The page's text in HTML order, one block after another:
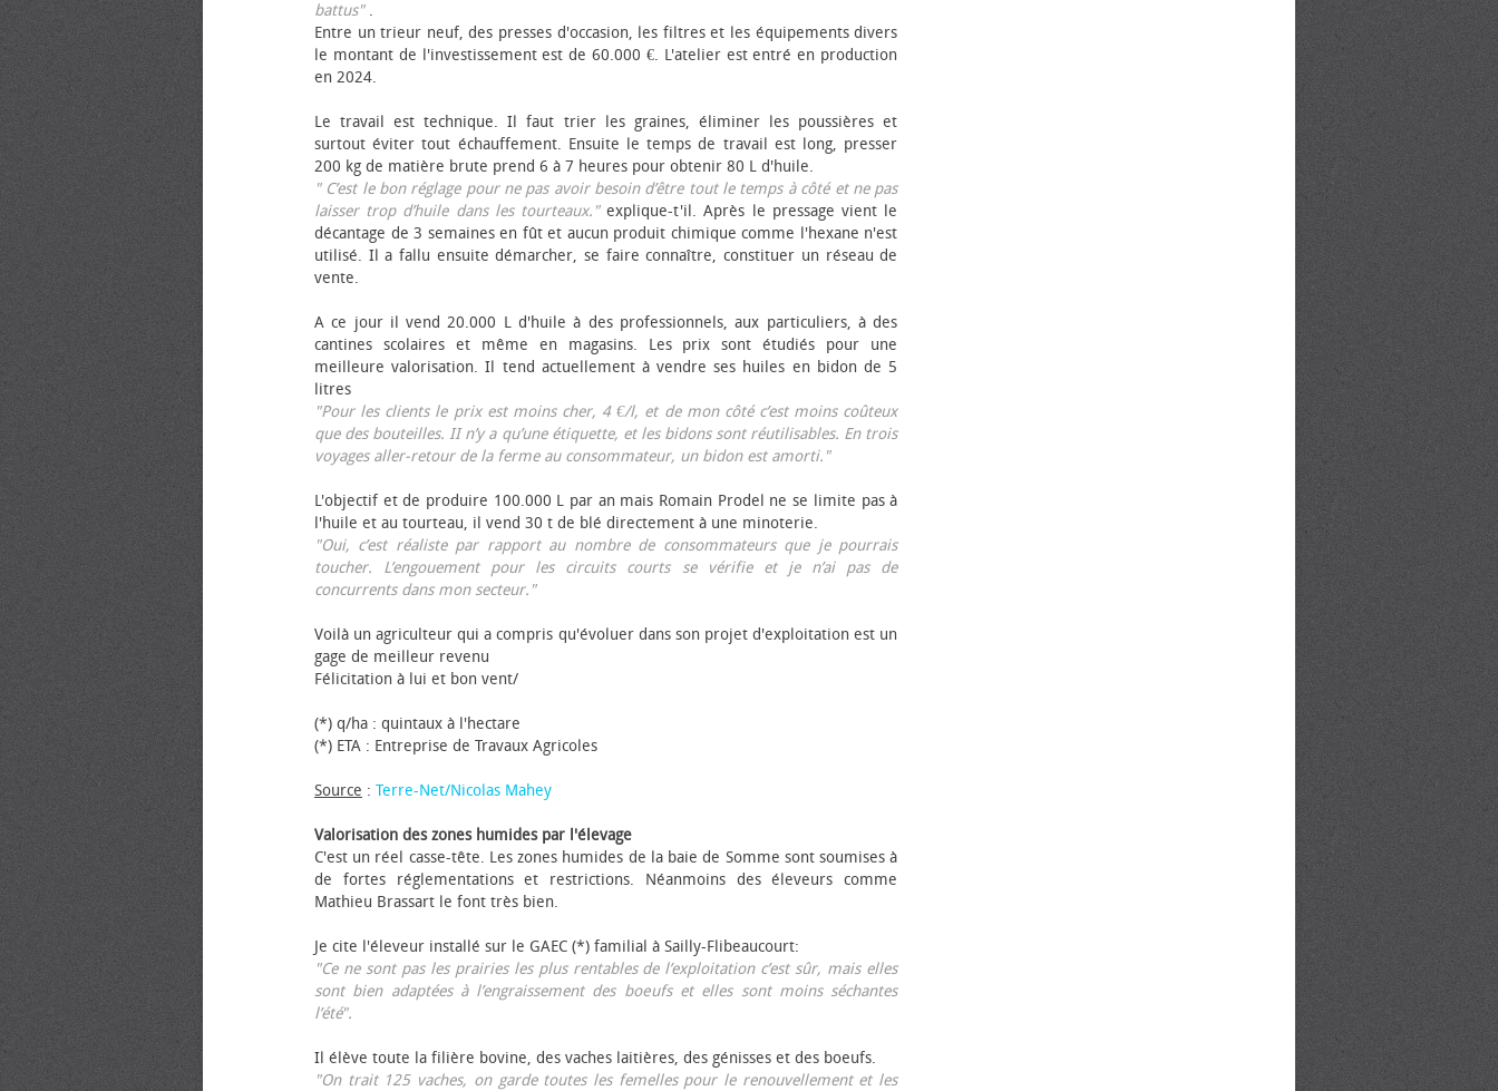
battus".
Entre un trieur neuf, des presses d'occasion, les filtres et les équipements divers
le montant de l'investissement est de 60.000 €. L'atelier est entré en production
en 2024.
Le travail est technique. Il faut trier les graines, éliminer les poussières et
surtout éviter tout échauffement. Ensuite le temps de travail est long, presser
200 kg de matière brute prend 6 à 7 heures pour obtenir 80 L d'huile.
" C’est le bon réglage pour ne pas avoir besoin d’être tout le temps à côté et ne pas
laisser trop d’huile dans les tourteaux."explique-t'il. Après le pressage vient le
décantage de 3 semaines en fût et aucun produit chimique comme l'hexane n'est
utilisé. Il a fallu ensuite démarcher, se faire connaître, constituer un réseau de
vente.
A ce jour il vend 20.000 L d'huile à des professionnels, aux particuliers, à des
cantines scolaires et même en magasins. Les prix sont étudiés pour une
meilleure valorisation. Il tend actuellement à vendre ses huiles en bidon de 5
litres
"Pour les clients le prix est moins cher, 4 €/l, et de mon côté c’est moins coûteux
que des bouteilles. II n’y a qu’une étiquette, et les bidons sont réutilisables. En trois
voyages aller-retour de la ferme au consommateur, un bidon est amorti."
L'objectif et de produire 100.000 L par an mais Romain Prodel ne se limite pas à
l'huile et au tourteau, il vend 30 t de blé directement à une minoterie.
"Oui, c’est réaliste par rapport au nombre de consommateurs que je pourrais
toucher. L’engouement pour les circuits courts se vérifie et je n’ai pas de
concurrents dans mon secteur."
Voilà un agriculteur qui a compris qu'évoluer dans son projet d'exploitation est un
gage de meilleur revenu
Félicitation à lui et bon vent/
(*) q/ha : quintaux à l'hectare
(*) ETA : Entreprise de Travaux Agricoles
Source : Terre-Net/Nicolas Mahey
Valorisation des zones humides par l'élevage
C'est un réel casse-tête. Les zones humides de la baie de Somme sont soumises à
de fortes réglementations et restrictions. Néanmoins des éleveurs comme
Mathieu Brassart le font très bien.
Je cite l'éleveur installé sur le GAEC (*) familial à Sailly-Flibeaucourt:
"Ce ne sont pas les prairies les plus rentables de l’exploitation c’est sûr, mais elles
sont bien adaptées à l’engraissement des bœufs et elles sont moins séchantes
l’été".
Il élève toute la filière bovine, des vaches laitières, des génisses et des bœufs.
"On trait 125 vaches, on garde toutes les femelles pour le renouvellement et les